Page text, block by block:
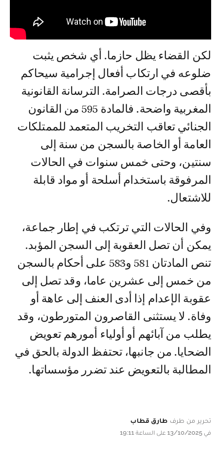
لكن القضاء يظل حازما. أي شخص يثبت
ضلوعه في ارتكاب أفعال إجرامية سيحاكم
بأقصى درجات الصرامة. الترسانة القانونية
المغربية واضحة. فالمادة 595 من القانون
الجنائي تعاقب التخريب المتعمد للممتلكات
العامة أو الخاصة بالسجن من سنة إلى
سنتين، وحتى خمس سنوات في الحالات
المرفوقة باستخدام أسلحة أو مواد قابلة
للاشتعال.
وفي الحالات التي ترتكب في إطار جماعة،
يمكن أن تصل العقوبة إلى السجن المؤبد.
تنص المادتان 581 و583 على أحكام بالسجن
من خمس إلى عشرين عاما، وقد تصل إلى
عقوبة الإعدام إذا أدى العنف إلى عاهة أو
وفاة. لا يستثنى القاصرون المتورطون، وقد
يطلب من آبائهم أو أولياء أمورهم تعويض
الضحايا. من جانبها، تحتفظ الدولة بالحق في
المطالبة بالتعويض عند تضرر مؤسساتها.
تحرير من طرف طارق قطاب
في 13/10/2025 على الساعة 19:11